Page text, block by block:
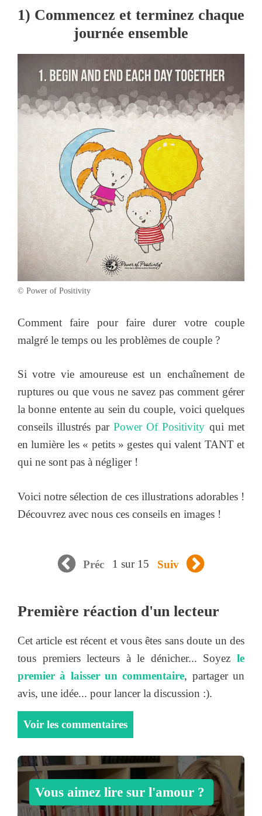
1) Commencez et terminez chaque
journée ensemble
© Power of Positivity
Comment faire pour faire durer votre couple
malgré le temps ou les problèmes de couple ?
Si votre vie amoureuse est un enchaînement de
ruptures ou que vous ne savez pas comment gérer
la bonne entente au sein du couple, voici quelques
conseils illustrés par Power Of Positivity qui met
en lumière les « petits » gestes qui valent TANT et
qui ne sont pas à négliger !
Voici notre sélection de ces illustrations adorables !
Découvrez avec nous ces conseils en images !
Préc 1 sur 15 Suiv
Première réaction d'un lecteur
Cet article est récent et vous êtes sans doute un des
tous premiers lecteurs à le dénicher... Soyez le
premier à laisser un commentaire, partager un
avis, une idée... pour lancer la discussion :).
Voir les commentaires
Vous aimez lire sur l'amour ?